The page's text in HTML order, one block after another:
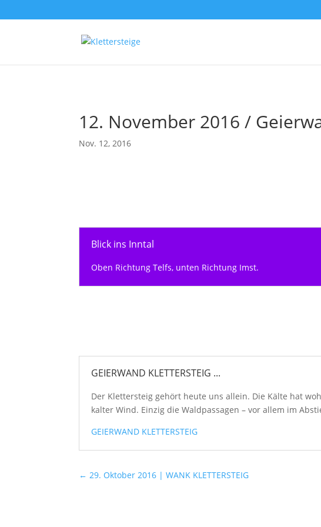
12. November 2016 /
Nov. 12, 2016
Blick ins Inntal
Oben Richtung Telfs, unten Richtung Imst.
GEIERWAND KLETTERSTEIG ...
Der Klettersteig gehört heute uns allein. Die Kälte hat
kalter Wind. Einzig die Waldpassagen – vor allem im
GEIERWAND KLETTERSTEIG
← 29. Oktober 2016 | WANK KLETTERSTEIG